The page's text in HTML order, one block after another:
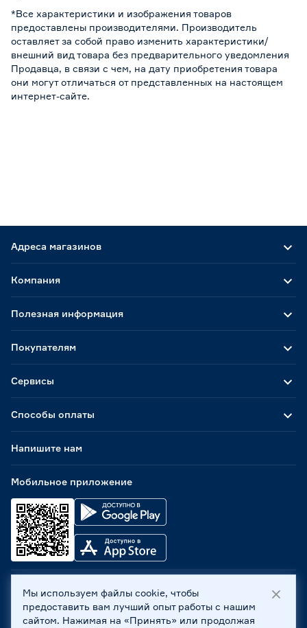
*Все характеристики и изображения товаров
предоставлены производителями. Производитель
оставляет за собой право изменить характеристики/
внешний вид товара без предварительного уведомления
Продавца, в связи с чем, на дату приобретения товара
они могут отличаться от представленных на настоящем
интернет-сайте.
Адреса магазинов
Способы оплаты
Мобильное приложение
Компания
Полезная информация
Покупателям
Сервисы
Напишите нам
ООО «Бауцентр Рус» 2004 -2026, 236029, г. Калининград,
ул. А.Невского, 205. ИНН 7702596813, КПП 390601001 ©
Все права защищены
Мы используем файлы cookie, чтобы
предоставить вам лучший опыт работы с нашим
сайтом. Нажимая на «Принять» или продолжая